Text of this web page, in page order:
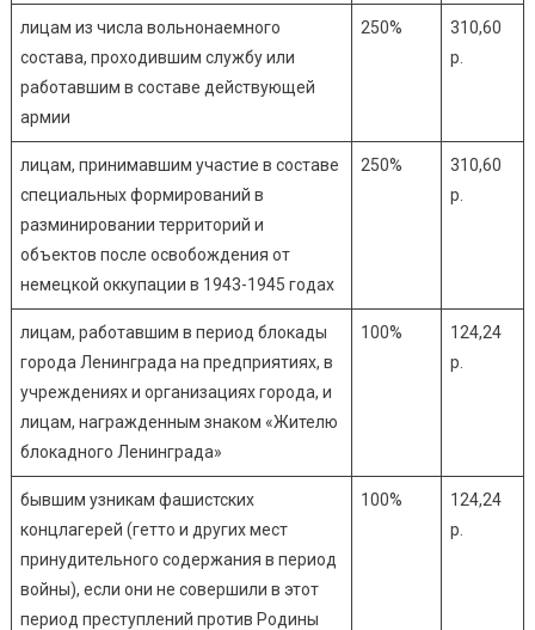
лицам из числа вольнонаемного
состава, проходившим службу или
работавшим в составе действующей
армии
250%
310,60
р.
лицам, принимавшим участие в составе
специальных формирований в
разминировании территорий и
объектов после освобождения от
немецкой оккупации в 1943-1945 годах
250%
310,60
р.
лицам, работавшим в период блокады
города Ленинграда на предприятиях, в
учреждениях и организациях города, и
лицам, награжденным знаком «Жителю
блокадного Ленинграда»
100%
124,24
р.
бывшим узникам фашистских
концлагерей (гетто и других мест
принудительного содержания в период
войны), если они не совершили в этот
период преступлений против Родины
100%
124,24
р.